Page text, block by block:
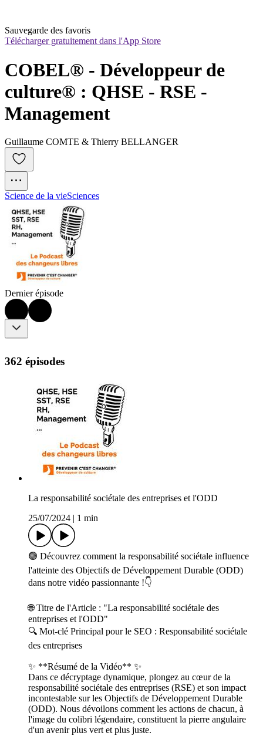
Sauvegarde des favoris
Télécharger gratuitement dans l'App Store
COBEL® - Développeur de
culture® : QHSE - RSE -
Management
Guillaume COMTE & Thierry BELLANGER
Science de la vieSciences
Dernier épisode
362 épisodes
La responsabilité sociétale des entreprises et l'ODD
25/07/2024
1 min
🟢 Découvrez comment la responsabilité sociétale influence
l'atteinte des Objectifs de Développement Durable (ODD)
dans notre vidéo passionnante !👇
🌐 Titre de l'Article : "La responsabilité sociétale des
entreprises et l'ODD"
🔍 Mot-clé Principal pour le SEO : Responsabilité sociétale
des entreprises
✨ **Résumé de la Vidéo** ✨
Dans ce décryptage dynamique, plongez au cœur de la
responsabilité sociétale des entreprises (RSE) et son impact
incontestable sur les Objectifs de Développement Durable
(ODD). Nous dévoilons comment les actions de chacun, à
l'image du colibri légendaire, constituent la pierre angulaire
d'un avenir plus vert et plus juste.